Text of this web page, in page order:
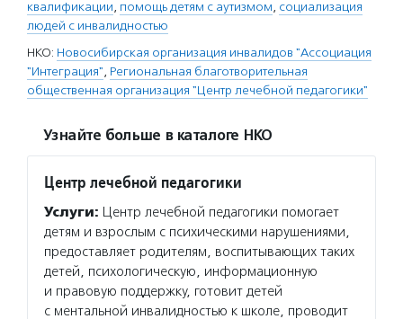
квалификации, помощь детям с аутизмом, социализация
людей с инвалидностью
НКО: Новосибирская организация инвалидов "Ассоциация
"Интеграция", Региональная благотворительная
общественная организация "Центр лечебной педагогики"
Узнайте больше в каталоге НКО
Центр лечебной педагогики
Услуги: Центр лечебной педагогики помогает
детям и взрослым с психическими нарушениями,
предоставляет родителям, воспитывающих таких
детей, психологическую, информационную
и правовую поддержку, готовит детей
с ментальной инвалидностью к школе, проводит